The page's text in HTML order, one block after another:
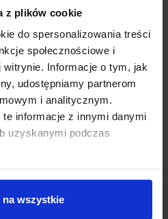
z plików cookie
do spersonalizowania treści
społecznościowe i
Informacje o tym, jak
udostępniamy partnerom
i analitycznym.
te informacje z innymi danymi
uzyskanymi podczas
na wszystkie
18 W, 650 lm, 3000K